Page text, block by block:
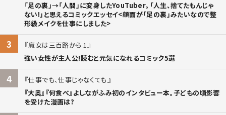
「足の裏」→「人間」に変身したYouTuber。「人生、捨てたもんじゃ
ない!」と思えるコミックエッセイ<顔面が「足の裏」みたいなので整
形級メイクを仕事にしました>
3
魔女は三百路から 1
強い女性が主人公!読むと元気になれるコミック5選
4
仕事でも、仕事じゃなくても
『大奥』『何食べ』よしながふみ初のインタビュー本。子どもの頃影響
を受けた漫画は?